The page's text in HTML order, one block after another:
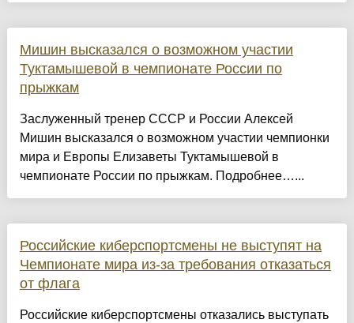
Мишин высказался о возможном участии
Туктамышевой в чемпионате России по
прыжкам
Заслуженный тренер СССР и России Алексей
Мишин высказался о возможном участии чемпионки
мира и Европы Елизаветы Туктамышевой в
чемпионате России по прыжкам. Подробнее…...
Российские киберспортсмены не выступят на
Чемпионате мира из-за требования отказаться
от флага
Российские киберспортсмены отказались выступать